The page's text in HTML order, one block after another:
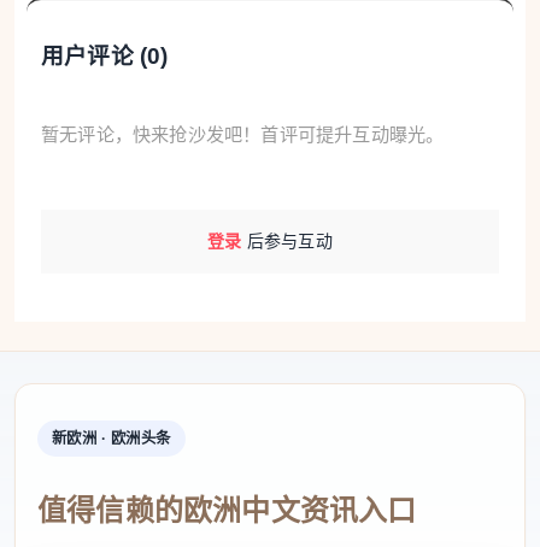
用户评论 (0)
暂无评论，快来抢沙发吧！首评可提升互动曝光。
登录 后参与互动
新欧洲 · 欧洲头条
值得信赖的欧洲中文资讯入口